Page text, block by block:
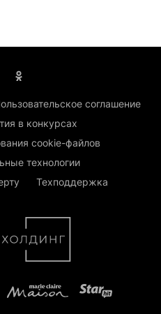
соглашение
в конкурсах
cookie-файлов
технологии
Техподдержка